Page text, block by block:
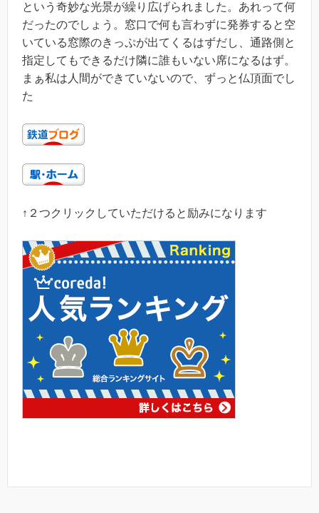
という奇妙な光景が繰り広げられました。あれって何
だったのでしょう。窓口で何も言わずに発券すると空
いている窓際のきっぷが出てくるはずだし、通路側と
指定してもできるだけ隣に誰もいない席になるはず。
まぁ私は人間ができていないので、ずっと仏頂面でし
た
↑２つクリックしていただけると励みになります